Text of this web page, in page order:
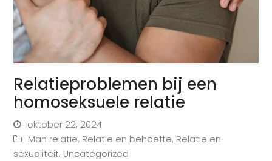
Relatieproblemen bij een
homoseksuele relatie
oktober 22, 2024
Man relatie, Relatie en behoefte, Relatie en
sexualiteit, Uncategorized